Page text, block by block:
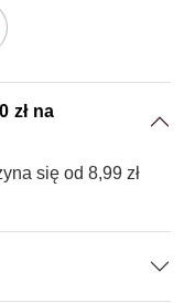
zł na
się od 8,99 zł